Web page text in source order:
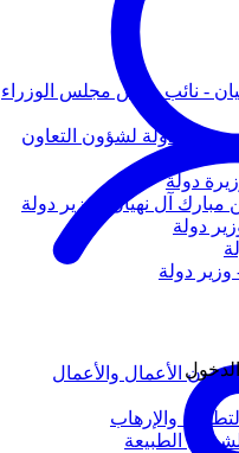
- نائب رئيس مجلس الوزراء
وزيرة دولة لشؤون التعاون
دولة
آل نهيان - وزير دولة
دولة
دولة
الأعمال والأعمال
والإرهاب
الطبيعة